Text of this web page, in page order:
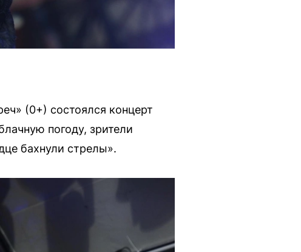
(0+) состоялся концерт
погоду, зрители
бахнули стрелы».